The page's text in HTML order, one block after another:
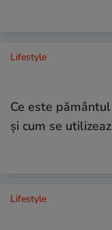
Lifestyle
Ce este
și cum se
Lifestyle